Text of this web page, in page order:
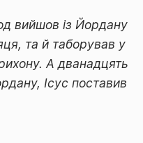
вийшов із Йордану
та й таборував у
А дванадцять
Ісус поставив